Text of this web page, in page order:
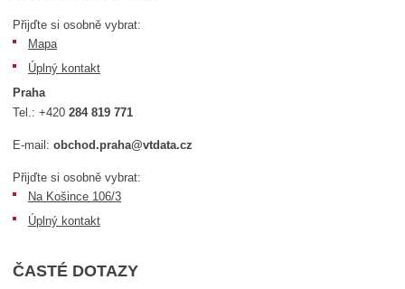
Přijďte si osobně vybrat:
Mapa
Úplný kontakt
Praha
Tel.:+420284 819 771
E-mail:obchod.praha@vtdata.cz
Přijďte si osobně vybrat:
Na Košince 106/3
Úplný kontakt
ČASTÉ DOTAZY